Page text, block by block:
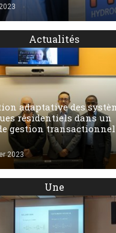
Actualités
adaptative des
résidentiels dans un
gestion
2023
Une